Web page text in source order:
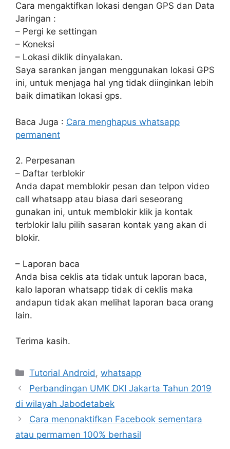
Cara mengaktifkan lokasi dengan GPS dan Data
Jaringan :
– Pergi ke settingan
– Koneksi
– Lokasi diklik dinyalakan.
Saya sarankan jangan menggunakan lokasi GPS
ini, untuk menjaga hal yng tidak diinginkan lebih
baik dimatikan lokasi gps.
Baca Juga : Cara menghapus whatsapp
permanent
2. Perpesanan
– Daftar terblokir
Anda dapat memblokir pesan dan telpon video
call whatsapp atau biasa dari seseorang
gunakan ini, untuk memblokir klik ja kontak
terblokir lalu pilih sasaran kontak yang akan di
blokir.
– Laporan baca
Anda bisa ceklis ata tidak untuk laporan baca,
kalo laporan whatsapp tidak di ceklis maka
andapun tidak akan melihat laporan baca orang
lain.
Terima kasih.
Categories
Tutorial Android,whatsapp
Perbandingan UMK DKI Jakarta Tahun 2019
di wilayah Jabodetabek
Cara menonaktifkan Facebook sementara
atau permamen 100% berhasil